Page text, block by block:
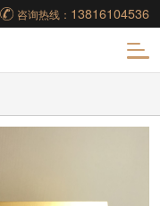
咨询热线： 13816104536